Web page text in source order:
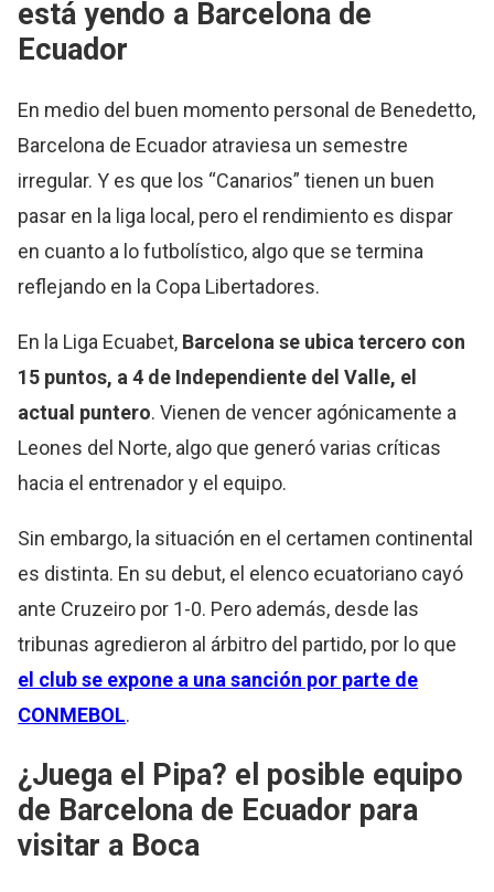
está yendo a Barcelona de
Ecuador
En medio del buen momento personal de Benedetto,
Barcelona de Ecuador atraviesa un semestre
irregular. Y es que los “Canarios” tienen un buen
pasar en la liga local, pero el rendimiento es dispar
en cuanto a lo futbolístico, algo que se termina
reflejando en la Copa Libertadores.
En la Liga Ecuabet, Barcelona se ubica tercero con
15 puntos, a 4 de Independiente del Valle, el
actual puntero. Vienen de vencer agónicamente a
Leones del Norte, algo que generó varias críticas
hacia el entrenador y el equipo.
Sin embargo, la situación en el certamen continental
es distinta. En su debut, el elenco ecuatoriano cayó
ante Cruzeiro por 1-0. Pero además, desde las
tribunas agredieron al árbitro del partido, por lo que
el club se expone a una sanción por parte de
CONMEBOL.
¿Juega el Pipa? el posible equipo
de Barcelona de Ecuador para
visitar a Boca